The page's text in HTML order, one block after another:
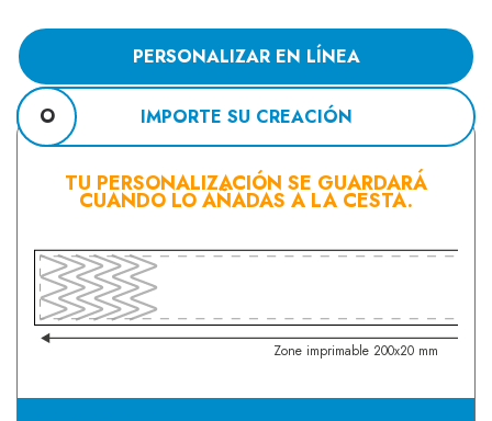
PERSONALIZAR EN LÍNEA
O IMPORTE SU CREACIÓN
TU PERSONALIZACIÓN SE GUARDARÁ
CUANDO LO AÑADAS A LA CESTA.
Zone imprimable 200x20 mm